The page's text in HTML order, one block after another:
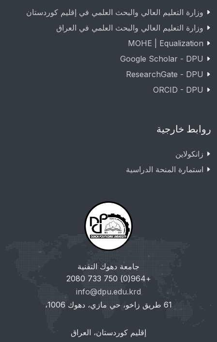
وزارة التعليم العالي والبحث العلمي في إقليم كوردستان
وزارة التعليم العالي والبحث العلمي في العراق
MOHE | Equalization
Google Scholar - DPU
ResearchGate - DPU
ORCID - DPU
روابط خارجية
زانکولاین
استمارة المنحة الدراسية
جامعة دهوك التقنية
+964(0) 750 733 2080
info@dpu.edu.krd
61 طريق زاخو، حي مازي، دهوك 1006،
إقليم كوردستان، العراق